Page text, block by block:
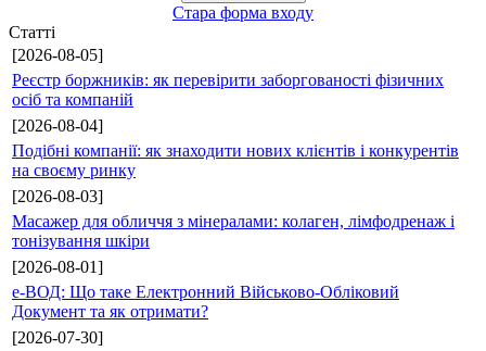
Стара форма входу
Статті
[2026-08-05]
Реєстр боржників: як перевірити заборгованості фізичних
осіб та компаній
[2026-08-04]
Подібні компанії: як знаходити нових клієнтів і конкурентів
на своєму ринку
[2026-08-03]
Масажер для обличчя з мінералами: колаген, лімфодренаж і
тонізування шкіри
[2026-08-01]
е-ВОД: Що таке Електронний Військово-Обліковий
Документ та як отримати?
[2026-07-30]